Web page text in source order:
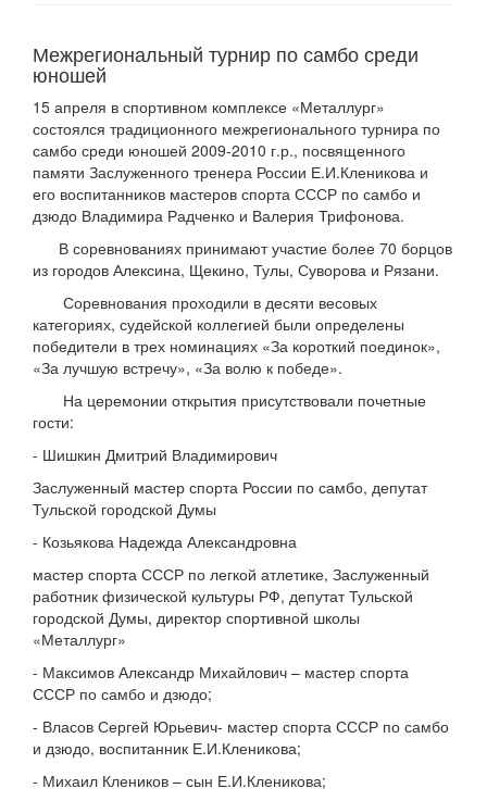
Межрегиональный турнир по самбо среди
юношей
15 апреля в спортивном комплексе «Металлург»
состоялся традиционного межрегионального турнира по
самбо среди юношей 2009-2010 г.р., посвященного
памяти Заслуженного тренера России Е.И.Кленикова и
его воспитанников мастеров спорта СССР по самбо и
дзюдо Владимира Радченко и Валерия Трифонова.
В соревнованиях принимают участие более 70 борцов
из городов Алексина, Щекино, Тулы, Суворова и Рязани.
Соревнования проходили в десяти весовых
категориях, судейской коллегией были определены
победители в трех номинациях «За короткий поединок»,
«За лучшую встречу», «За волю к победе».
На церемонии открытия присутствовали почетные
гости:
- Шишкин Дмитрий Владимирович
Заслуженный мастер спорта России по самбо, депутат
Тульской городской Думы
- Козьякова Надежда Александровна
мастер спорта СССР по легкой атлетике, Заслуженный
работник физической культуры РФ, депутат Тульской
городской Думы, директор спортивной школы
«Металлург»
- Максимов Александр Михайлович – мастер спорта
СССР по самбо и дзюдо;
- Власов Сергей Юрьевич- мастер спорта СССР по самбо
и дзюдо, воспитанник Е.И.Кленикова;
- Михаил Клеников – сын Е.И.Кленикова;